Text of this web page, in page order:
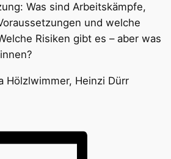
Was sind Arbeitskämpfe,
und welche
Risiken gibt es – aber was
Hölzlwimmer, Heinzi Dürr